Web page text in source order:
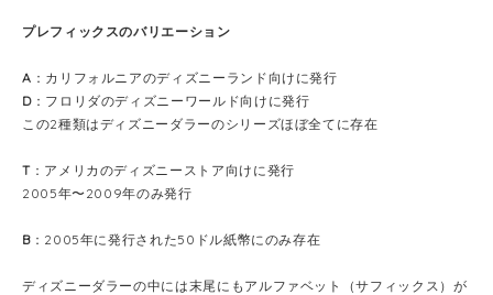
プレフィックスのバリエーション
A ：カリフォルニアのディズニーランド向けに発行
D：フロリダのディズニーワールド向けに発行
この2種類はディズニーダラーのシリーズほぼ全てに存在
T：アメリカのディズニーストア向けに発行
2005年〜2009年のみ発行
B：2005年に発行された50ドル紙幣にのみ存在
ディズニーダラーの中には末尾にもアルファベット（サフィックス）が